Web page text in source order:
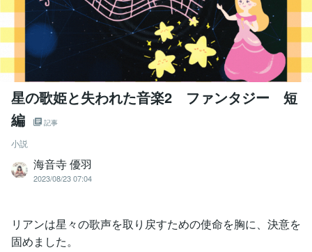
星の歌姫と失われた音楽2 ファンタジー 短
編
記事
小説
海音寺 優羽
2023/08/23 07:04
リアンは星々の歌声を取り戻すための使命を胸に、決意を
固めました。